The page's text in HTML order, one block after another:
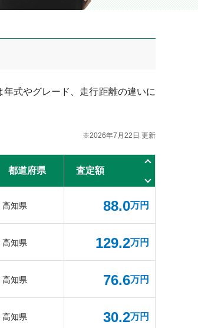
式やグレード、走行距離の違いに
※2026年7月22日 更新
都道府県 査定額
高知県 88.0万円
高知県 129.2万円
高知県 76.6万円
高知県 30.2万円